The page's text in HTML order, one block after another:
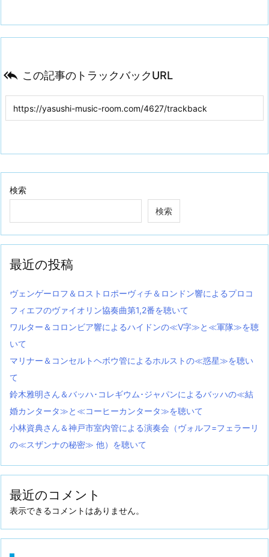
 この記事のトラックバックURL
検索
検索
最近の投稿
ヴェンゲーロフ＆ロストロポーヴィチ＆ロンドン響によるプロコ
フィエフのヴァイオリン協奏曲第1,2番を聴いて
ワルター＆コロンビア響によるハイドンの≪V字≫と≪軍隊≫を聴
いて
マリナー＆コンセルトヘボウ管によるホルストの≪惑星≫を聴い
て
鈴木雅明さん＆バッハ･コレギウム･ジャパンによるバッハの≪結
婚カンタータ≫と≪コーヒーカンタータ≫を聴いて
小林資典さん＆神戸市室内管による演奏会（ヴォルフ=フェラーリ
の≪スザンナの秘密≫ 他）を聴いて
最近のコメント
表示できるコメントはありません。